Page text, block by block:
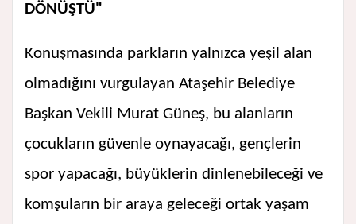
DÖNÜŞTÜ"
Konuşmasında parkların yalnızca yeşil alan
olmadığını vurgulayan Ataşehir Belediye
Başkan Vekili Murat Güneş, bu alanların
çocukların güvenle oynayacağı, gençlerin
spor yapacağı, büyüklerin dinlenebileceği ve
komşuların bir araya geleceği ortak yaşam